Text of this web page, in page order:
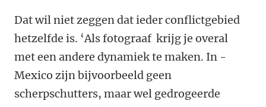
Dat wil niet zeggen dat ieder conflictgebied
hetzelfde is. ‘Als fotograaf krijg je overal
met een andere dynamiek te maken. In ­
Mexico zijn bijvoorbeeld geen
scherpschutters, maar wel gedrogeerde